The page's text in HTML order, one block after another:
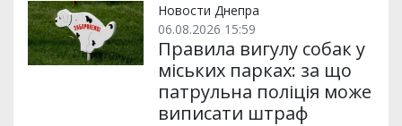
Новости Днепра
06.08.2026 15:59
Правила вигулу собак у
міських парках: за що
патрульна поліція може
виписати штраф